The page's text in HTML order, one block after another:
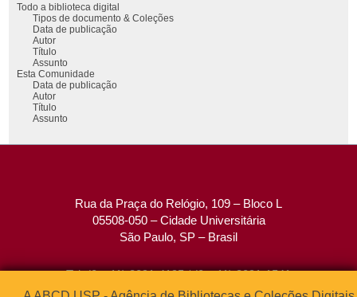
Todo a biblioteca digital
Tipos de documento & Coleções
Data de publicação
Autor
Título
Assunto
Esta Comunidade
Data de publicação
Autor
Título
Assunto
Rua da Praça do Relógio, 109 – Bloco L
05508-050 – Cidade Universitária
São Paulo, SP – Brasil
Tel: (0xx11) 3091-4195 / (0xx11) 3091-1541
Fax: (0xx11) 3091-1567